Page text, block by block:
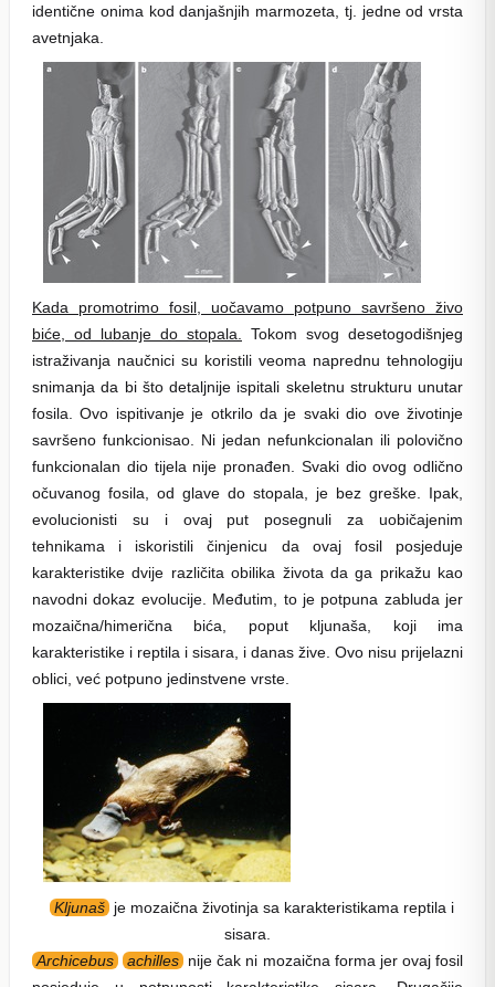
identične onima kod danjašnjih marmozeta, tj. jedne od vrsta
avetnjaka.
Kada promotrimo fosil, uočavamo potpuno savršeno živo
biće, od lubanje do stopala.
Tokom svog desetogodišnjeg
istraživanja naučnici su koristili veoma naprednu tehnologiju
snimanja da bi što detaljnije ispitali skeletnu strukturu unutar
fosila. Ovo ispitivanje je otkrilo da je svaki dio ove životinje
savršeno funkcionisao. Ni jedan nefunkcionalan ili polovično
funkcionalan dio tijela nije pronađen. Svaki dio ovog odlično
očuvanog fosila, od glave do stopala, je bez greške. Ipak,
evolucionisti su i ovaj put posegnuli za uobičajenim
tehnikama i iskoristili činjenicu da ovaj fosil posjeduje
karakteristike dvije različita obilika života da ga prikažu kao
navodni dokaz evolucije. Međutim, to je potpuna zabluda jer
mozaična/himerična bića, poput kljunaša, koji ima
karakteristike i reptila i sisara, i danas žive. Ovo nisu prijelazni
oblici, već potpuno jedinstvene vrste.
Kljunaš je mozaična životinja sa karakteristikama reptila i
sisara.
Archicebus
achilles nije čak ni mozaična forma jer ovaj fosil